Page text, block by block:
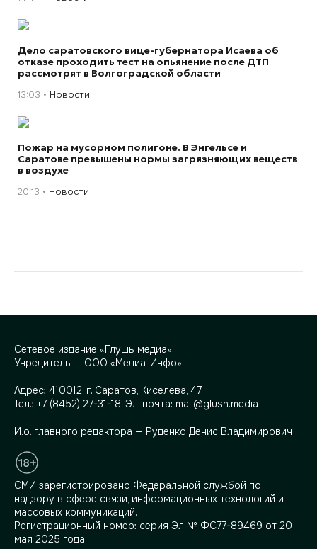
Дело саратовского вице-губернатора Исаева об
отказе проходить тест на опьянение после ДТП
рассмотрят в Волгоградской области
13:03 Новости
Пожар на мусорном полигоне. В Энгельсе и
Саратове превышены нормы загрязняющих веществ
в воздухе
20:13 Новости
Сетевое издание «Глушь медиа»
Учредитель — ООО «Медиа-Инфо»
Адрес: 410012, г. Саратов, Киселева, 47
Тел.: +7 (8452) 27-31-18. Эл. почта: mail@glush.media
И.о. главного редактора — Руденко Денис Владимирович
СМИ зарегистрировано Федеральной службой по
надзору в сфере связи, информационных технологий и
массовых коммуникаций.
Регистрационный номер: серия Эл № ФС77-89469 от 20
мая 2025 года.